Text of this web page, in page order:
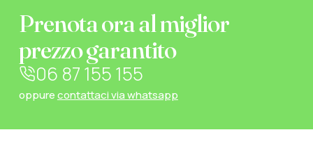
Prenota ora al miglior
prezzo garantito
06 87 155 155
oppurecontattaci via whatsapp